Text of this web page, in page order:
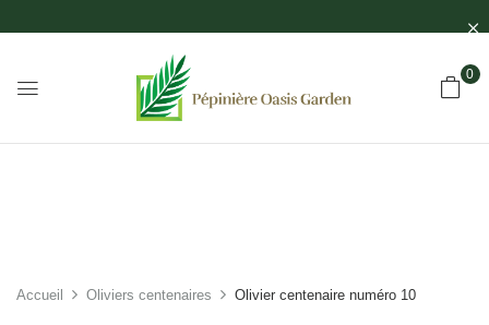
0
Accueil Oliviers centenaires Olivier centenaire numéro 10